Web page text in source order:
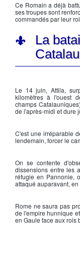
Ce Romain a déjà
ses troupes sont
commandés par leur roi
La
Le 14 juin,Attila,
kilomètres à l'ouest
champs Catalauniques
de l'après-midi et dure
C'est une irréparable
lendemain, forcer le
On se contente
dissensions entre les
réfugie en Pannonie,
attaqué auparavant,
Rome ne saura pas
de l'empire hunnique
en Gaule face aux rois